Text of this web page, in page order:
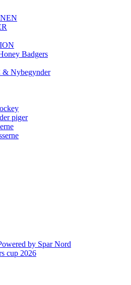
Badgers
& Nybegynder
piger
by Spar Nord
cup 2026